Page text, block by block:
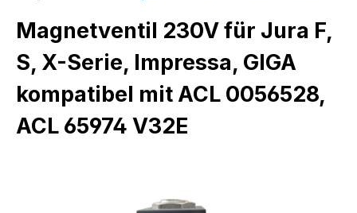
Magnetventil 230V für Jura F,
S, X-Serie, Impressa, GIGA
kompatibel mit ACL 0056528,
ACL 65974 V32E
Bildergalerie überspringen